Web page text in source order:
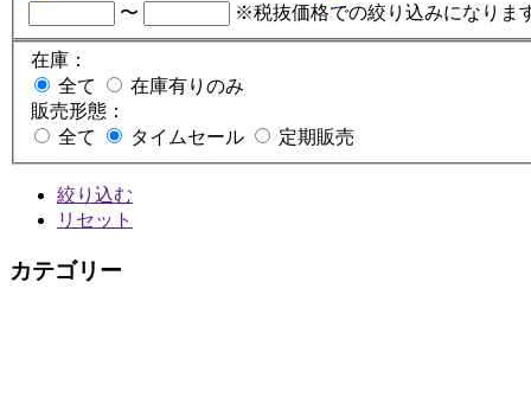
〜 ※税抜価格での絞り込みになりま
在庫：
全て
在庫有りのみ
販売形態：
全て
タイムセール 定期販売
絞り込む
リセット
カテゴリー